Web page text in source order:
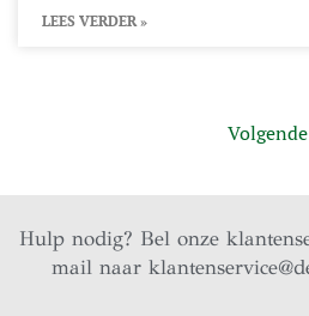
LEES VERDER »
Hulp nodig? Bel onze
mail naar